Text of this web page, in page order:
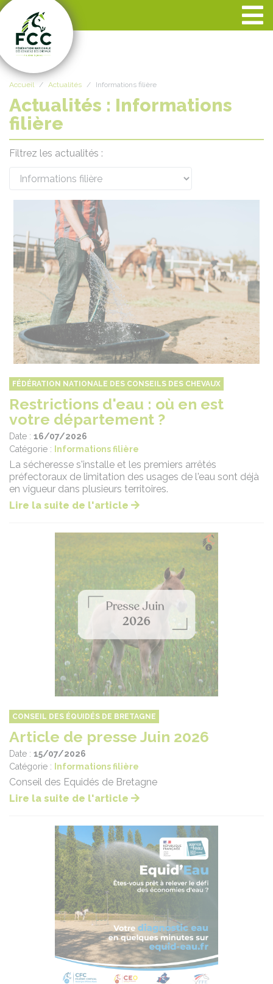
Accueil Actualités Informations filière
Actualités : Informations
filière
Filtrez les actualités :
FÉDÉRATION NATIONALE DES CONSEILS DES CHEVAUX
Restrictions d'eau : où en est
votre département ?
Date : 16/07/2026
Catégorie :
Informations filière
La sécheresse s'installe et les premiers arrêtés
préfectoraux de limitation des usages de l'eau sont déjà
en vigueur dans plusieurs territoires.
Lire la suite de l'article
CONSEIL DES ÉQUIDÉS DE BRETAGNE
Article de presse Juin 2026
Date : 15/07/2026
Catégorie : Informations filière
Conseil des Equidés de Bretagne
Lire la suite de l'article
Panneau de gestion des cookies